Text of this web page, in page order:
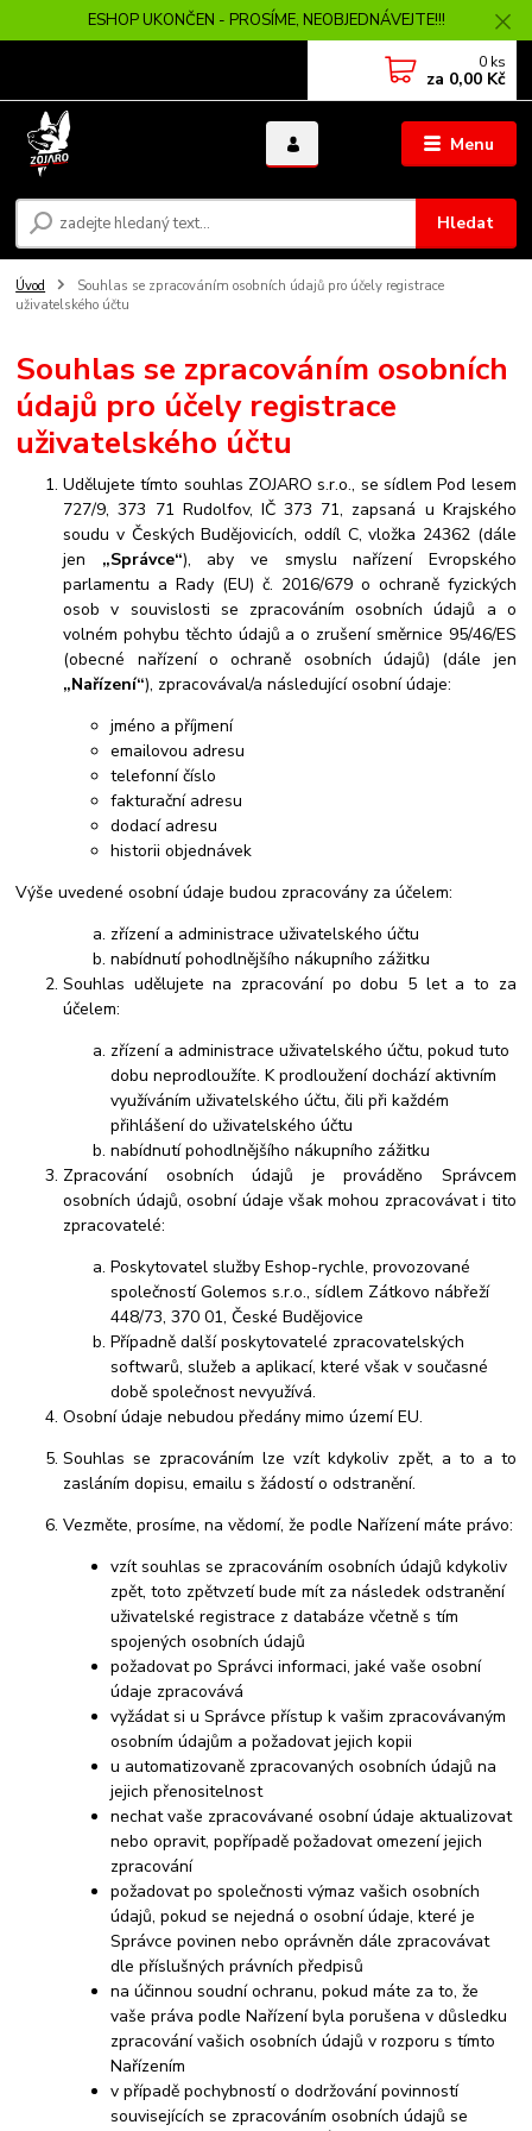
ESHOP UKONČEN - PROSÍME, NEOBJEDNÁVEJTE!!!
Menu
Hledat
0 ks
za 0,00 Kč
Úvod
Souhlas se zpracováním osobních údajů pro účely registrace
uživatelského účtu
Souhlas se zpracováním osobních
údajů pro účely registrace
uživatelského účtu
Udělujete tímto souhlas ZOJARO s.r.o., se sídlem Pod lesem
727/9, 373 71 Rudolfov, IČ 373 71, zapsaná u Krajského
soudu v Českých Budějovicích, oddíl C, vložka 24362 (dále
jen „Správce“), aby ve smyslu nařízení Evropského
parlamentu a Rady (EU) č. 2016/679 o ochraně fyzických
osob v souvislosti se zpracováním osobních údajů a o
volném pohybu těchto údajů a o zrušení směrnice 95/46/ES
(obecné nařízení o ochraně osobních údajů) (dále jen
„Nařízení“), zpracovával/a následující osobní údaje:
jméno a příjmení
emailovou adresu
telefonní číslo
fakturační adresu
dodací adresu
historii objednávek
Výše uvedené osobní údaje budou zpracovány za účelem:
zřízení a administrace uživatelského účtu
nabídnutí pohodlnějšího nákupního zážitku
Souhlas udělujete na zpracování po dobu 5 let a to za
účelem:
zřízení a administrace uživatelského účtu, pokud tuto
dobu neprodloužíte. K prodloužení dochází aktivním
využíváním uživatelského účtu, čili při každém
přihlášení do uživatelského účtu
nabídnutí pohodlnějšího nákupního zážitku
Zpracování osobních údajů je prováděno Správcem
osobních údajů, osobní údaje však mohou zpracovávat i tito
zpracovatelé:
Poskytovatel služby Eshop-rychle, provozované
společností Golemos s.r.o., sídlem Zátkovo nábřeží
448/73, 370 01, České Budějovice
Případně další poskytovatelé zpracovatelských
softwarů, služeb a aplikací, které však v současné
době společnost nevyužívá.
Osobní údaje nebudou předány mimo území EU.
Souhlas se zpracováním lze vzít kdykoliv zpět, a to a to
zasláním dopisu, emailu s žádostí o odstranění.
Vezměte, prosíme, na vědomí, že podle Nařízení máte právo:
vzít souhlas se zpracováním osobních údajů kdykoliv
zpět, toto zpětvzetí bude mít za následek odstranění
uživatelské registrace z databáze včetně s tím
spojených osobních údajů
požadovat po Správci informaci, jaké vaše osobní
údaje zpracovává
vyžádat si u Správce přístup k vašim zpracovávaným
osobním údajům a požadovat jejich kopii
u automatizovaně zpracovaných osobních údajů na
jejich přenositelnost
nechat vaše zpracovávané osobní údaje aktualizovat
nebo opravit, popřípadě požadovat omezení jejich
zpracování
požadovat po společnosti výmaz vašich osobních
údajů, pokud se nejedná o osobní údaje, které je
Správce povinen nebo oprávněn dále zpracovávat
dle příslušných právních předpisů
na účinnou soudní ochranu, pokud máte za to, že
vaše práva podle Nařízení byla porušena v důsledku
zpracování vašich osobních údajů v rozporu s tímto
Nařízením
v případě pochybností o dodržování povinností
souvisejících se zpracováním osobních údajů se